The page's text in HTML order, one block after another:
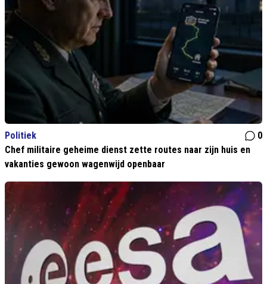
Politiek
0
Chef militaire geheime dienst zette routes naar zijn huis en
vakanties gewoon wagenwijd openbaar